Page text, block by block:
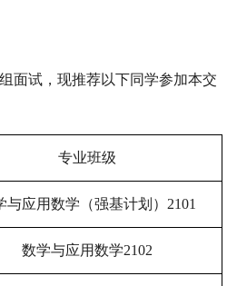
面试，现推荐以下同学参加本交
专业班级
与应用数学（强基计划） 2101
数学与应用数学2102